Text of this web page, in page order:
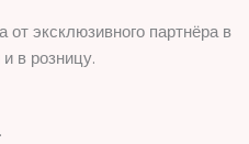
от эксклюзивного партнёра в
в розницу.